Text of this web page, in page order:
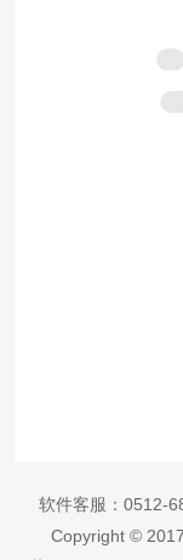
软件客服： 0512-
Copyright ©